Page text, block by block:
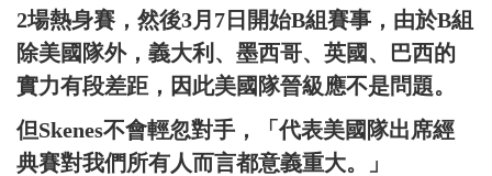
2場熱身賽，然後3月7日開始B組賽事，由於B組
除美國隊外，義大利、墨西哥、英國、巴西的
實力有段差距，因此美國隊晉級應不是問題。
但Skenes不會輕忽對手，「代表美國隊出席經
典賽對我們所有人而言都意義重大。」